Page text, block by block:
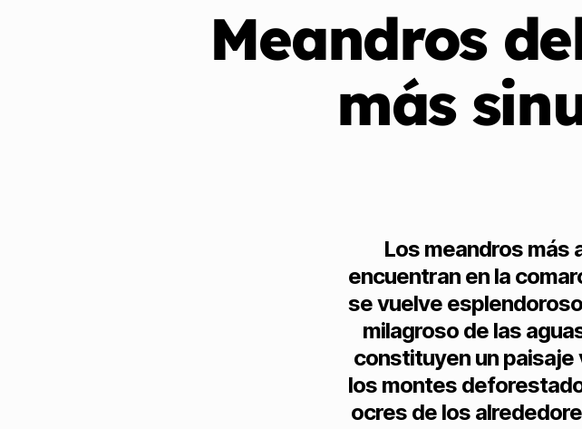
Meandros
más
Los meandros más
encuentran en la
se vuelve
milagroso de las
constituyen un
los montes
ocres de los